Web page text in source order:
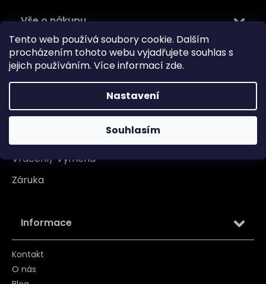
Tento web používá soubory cookie. Dalším
procházením tohoto webu vyjadřujete souhlas s
jejich používáním. Více informací zde.
Nastavení
Souhlasím
Vše o nákupu
Doprava
Garance originality
Reklamace
Vrácení/ Výměna
Záruka
Informace
Kontakt
O nás